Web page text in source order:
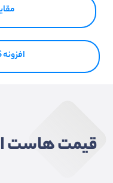
افزونه MAPI/EWS - EAS
قیمت هاست